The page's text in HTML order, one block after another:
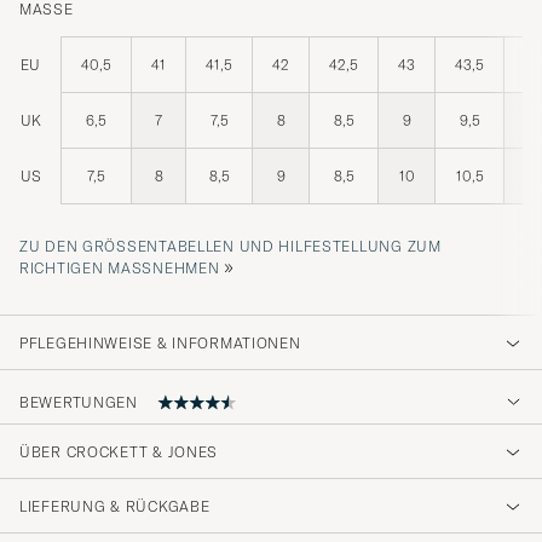
MASSE
EU 40,5 41 41,5 42 42,5 43 43,5
UK 6,5 7 7,5 8 8,5 9 9,5
US 7,5 8 8,5 9 8,5 10 10,5
ZU DEN GRÖSSENTABELLEN UND HILFESTELLUNG ZUM R
ICHTIGEN MASSNEHMEN
»
PFLEGEHINWEISE & INFORMATIONEN
BEWERTUNGEN
De blir sikkert bedre etterhvert. virker noe
smale selv om jeg gikk opp 2 størrelser. På
lengden er den fin.
ÜBER CROCKETT & JONES
LIEFERUNG & RÜCKGABE